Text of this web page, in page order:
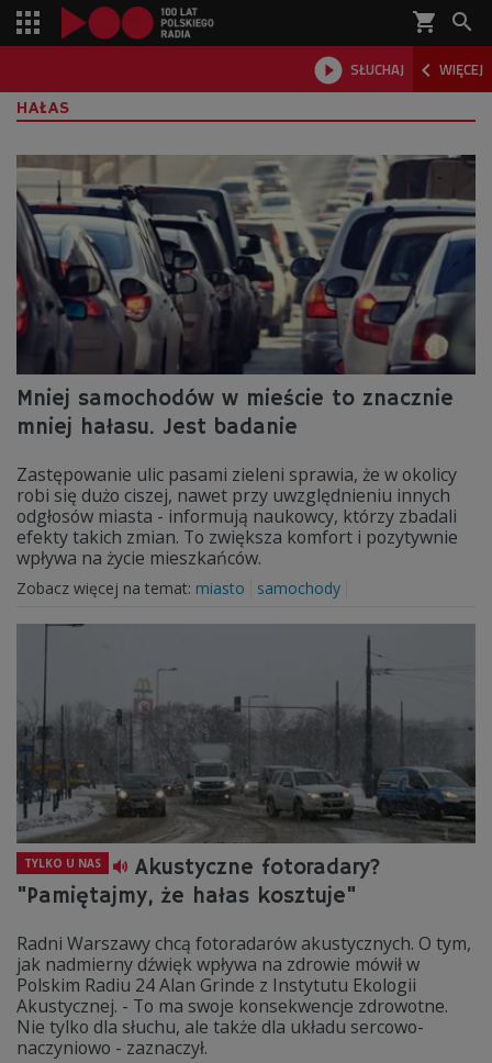
shopping_cart 
 SŁUCHAJ  WIĘCEJ

HAŁAS
Mniej samochodów w mieście to znacznie
mniej hałasu. Jest badanie
Zastępowanie ulic pasami zieleni sprawia, że w okolicy
robi się dużo ciszej, nawet przy uwzględnieniu innych
odgłosów miasta - informują naukowcy, którzy zbadali
efekty takich zmian. To zwiększa komfort i pozytywnie
wpływa na życie mieszkańców.
Zobacz więcej na temat: miasto samochody
TYLKO U NAS
Akustyczne fotoradary?
"Pamiętajmy, że hałas kosztuje"
Radni Warszawy chcą fotoradarów akustycznych. O tym,
jak nadmierny dźwięk wpływa na zdrowie mówił w
Polskim Radiu 24 Alan Grinde z Instytutu Ekologii
Akustycznej. - To ma swoje konsekwencje zdrowotne.
Nie tylko dla słuchu, ale także dla układu sercowo-
naczyniowo - zaznaczył.